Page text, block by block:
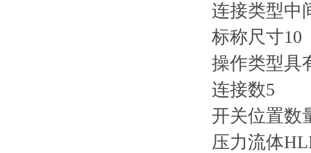
连接类型中
标称尺寸10
操作类型具
连接数5
开关位置数
压力流体